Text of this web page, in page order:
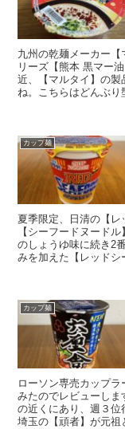
九州の乾麺メーカー
リーズ【熊本 黒マー
近、【マルタイ】の
ね。こちらはどんぶ
カップ麺
夏季限定、日清の【レ
【シーフードヌード
のしょうゆ味に続き2
みを加えた【レッドシ
カップ麺
ローソン専売カップ
みたのでレビューし
の近くにあり、週３位
埼玉の【頑者】が元